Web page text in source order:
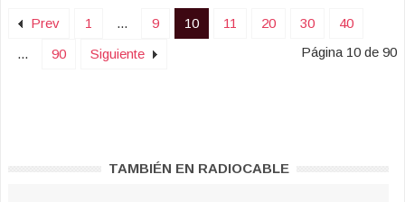
Prev 1 ... 9 10 11 20 30
40
...
90 Siguiente Página 10 de 90
TAMBIÉN EN RADIOCABLE